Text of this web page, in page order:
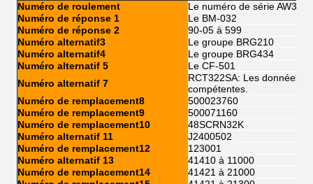
Numéro de roulement
Le numéro de série
Numéro de réponse 1
Le BM-032
Numéro de réponse 2
90-05 à 599
Numéro alternatif3
Le groupe BRG210
Numéro alternatif4
Le groupe BRG434
Numéro alternatif 5
Le CF-501
Numéro alternatif 7
RCT322SA: Les données
compétentes.
Numéro de remplacement8
500023760
Numéro de remplacement9
500071160
Numéro de remplacement10
48SCRN32K
Numéro alternatif 11
J2400502
Numéro de remplacement12
123001
Numéro alternatif 13
41410 à 11000
Numéro de remplacement14
41421 à 21000